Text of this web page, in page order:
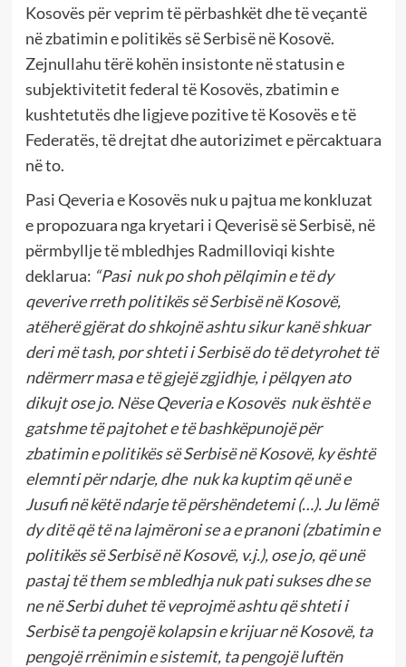
Kosovës për veprim të përbashkët dhe të veçantë
në zbatimin e politikës së Serbisë në Kosovë.
Zejnullahu tërë kohën insistonte në statusin e
subjektivitetit federal të Kosovës, zbatimin e
kushtetutës dhe ligjeve pozitive të Kosovës e të
Federatës, të drejtat dhe autorizimet e përcaktuara
në to.
Pasi Qeveria e Kosovës nuk u pajtua me konkluzat
e propozuara nga kryetari i Qeverisë së Serbisë, në
përmbyllje të mbledhjes Radmilloviqi kishte
deklarua: “Pasi nuk po shoh pëlqimin e të dy
qeverive rreth politikës së Serbisë në Kosovë,
atëherë gjërat do shkojnë ashtu sikur kanë shkuar
deri më tash, por shteti i Serbisë do të detyrohet të
ndërmerr masa e të gjejë zgjidhje, i pëlqyen ato
dikujt ose jo. Nëse Qeveria e Kosovës nuk është e
gatshme të pajtohet e të bashkëpunojë për
zbatimin e politikës së Serbisë në Kosovë, ky është
elemnti për ndarje, dhe nuk ka kuptim që unë e
Jusufi në këtë ndarje të përshëndetemi (…). Ju lëmë
dy ditë që të na lajmëroni se a e pranoni (zbatimin e
politikës së Serbisë në Kosovë, v.j.), ose jo, që unë
pastaj të them se mbledhja nuk pati sukses dhe se
ne në Serbi duhet të veprojmë ashtu që shteti i
Serbisë ta pengojë kolapsin e krijuar në Kosovë, ta
pengojë rrënimin e sistemit, ta pengojë luftën